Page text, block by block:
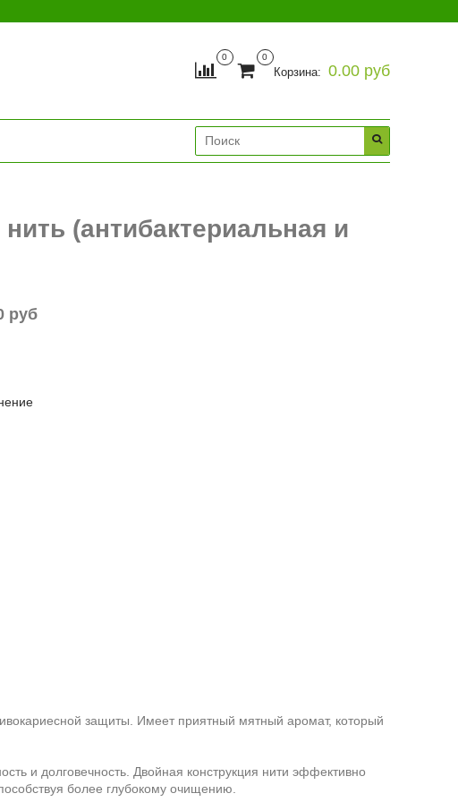
0 0
Корзина: 0.00 руб
(антибактериальная и
руб
защиты. Имеет приятный мятный аромат, который
и долговечность. Двойная конструкция нити эффективно
более глубокому очищению.